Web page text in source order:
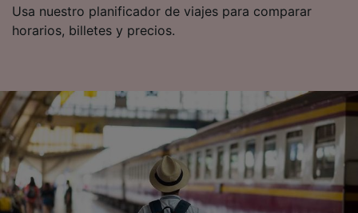
Usa nuestro planificador de viajes para comparar
horarios, billetes y precios.